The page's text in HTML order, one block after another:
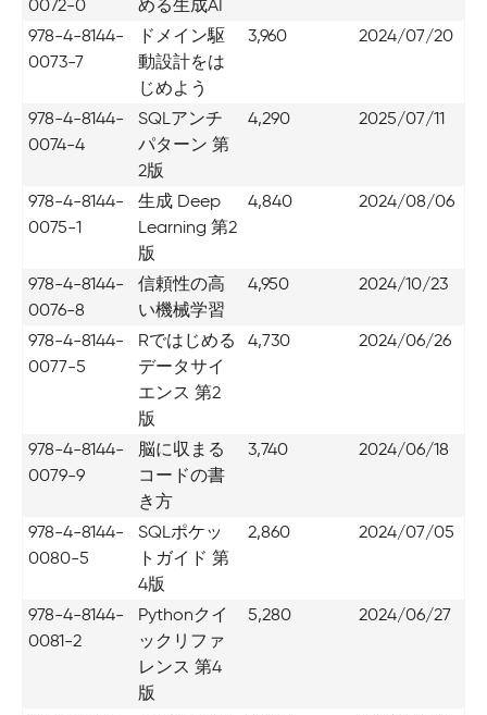
0072-0
める生成AI
978-4-8144-
0073-7
ドメイン駆
動設計をは
じめよう
3,960 2024/07/20
978-4-8144-
0074-4
SQLアンチ
パターン 第
2版
4,290 2025/07/11
978-4-8144-
0075-1
生成 Deep
Learning 第2
版
4,840 2024/08/06
978-4-8144-
0076-8
信頼性の高
い機械学習
4,950 2024/10/23
978-4-8144-
0077-5
Rではじめる
データサイ
エンス 第2
版
4,730 2024/06/26
978-4-8144-
0079-9
脳に収まる
コードの書
き方
3,740 2024/06/18
978-4-8144-
0080-5
SQLポケッ
トガイド 第
4版
2,860 2024/07/05
978-4-8144-
0081-2
Pythonクイ
ックリファ
レンス 第4
版
5,280 2024/06/27